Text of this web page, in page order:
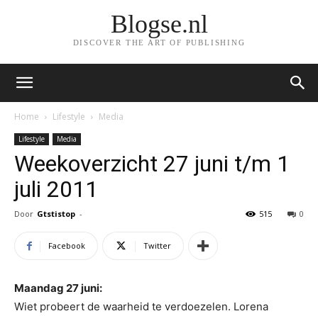
Blogse.nl
DISCOVER THE ART OF PUBLISHING
Home Lifestyle Media
Lifestyle Media
Weekoverzicht 27 juni t/m 1
juli 2011
Door Gtstistop - 0
515
Facebook Twitter
Maandag 27 juni:
Wiet probeert de waarheid te verdoezelen. Lorena